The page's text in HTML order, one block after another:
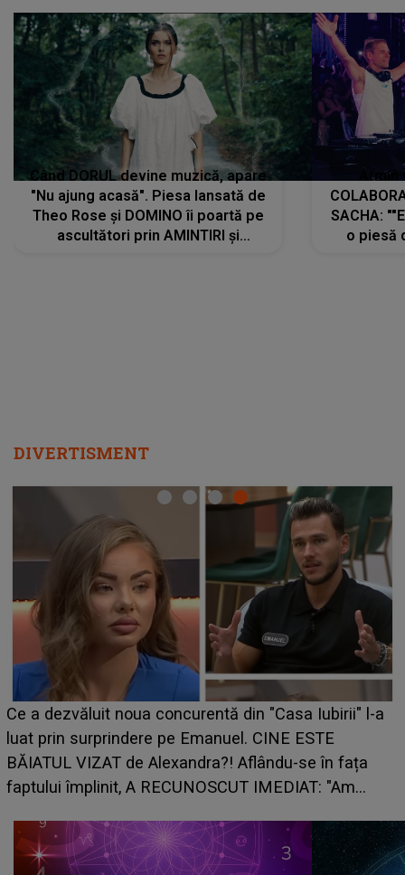
Când DORUL devine muzică, apare
"Nu ajung acasă". Piesa lansată de
Theo Rose și DOMINO îi poartă pe
ascultători prin AMINTIRI și
SACHA:
o piesă
DIVERTISMENT
HOROSCOP de weekend, 8-9 august 2026. Zodia
care riscă să rămână fără bani. O decizie luată în
grabă îi aduce pierderi semnificative și îi dă toate
planurile peste cap